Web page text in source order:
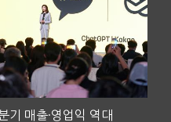
기 매출·영업익 역대